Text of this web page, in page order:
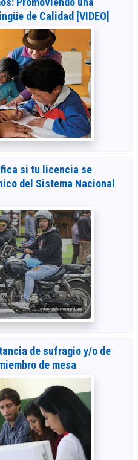
de Calidad [VIDEO]
si tu licencia se
del Sistema Nacional
de sufragio y/o de
de mesa